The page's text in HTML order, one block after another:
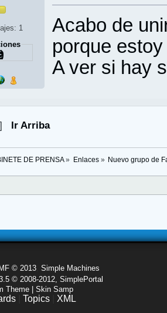
1
Acabo de
porque
A ver si hay
] Ir Arriba
DE PRENSA» Enlaces» Nuevo grupo de
© 2013 Simple Machines
© 2008-2012, SimplePortal
Theme | Skin Samp
Topics XML